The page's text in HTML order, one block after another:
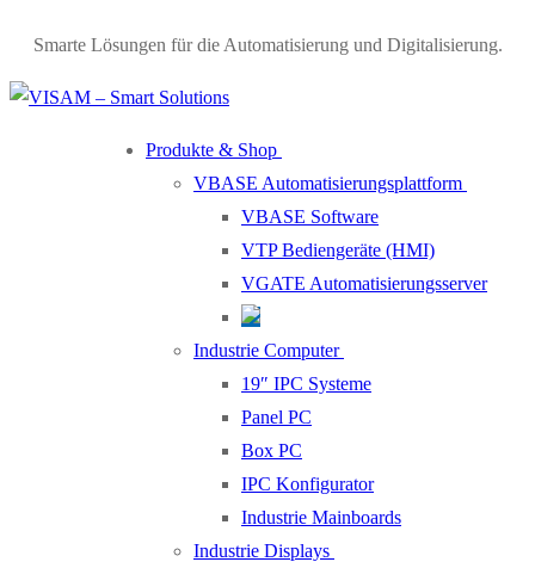
Smarte Lösungen für die Automatisierung und Digitalisierung.
Produkte & Shop
VBASE Automatisierungsplattform
VBASE Software
VTP Bediengeräte (HMI)
VGATE Automatisierungsserver
Industrie Computer
19″ IPC Systeme
Panel PC
Box PC
IPC Konfigurator
Industrie Mainboards
Industrie Displays